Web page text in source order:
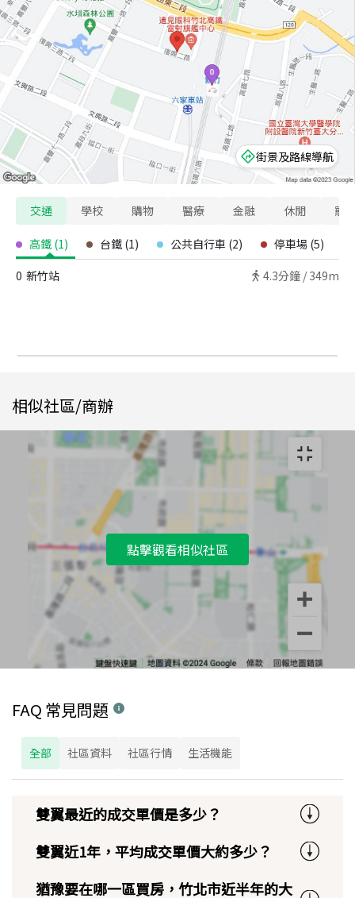
街景及路線導航
交通 學校 購物 醫療 金融 休閒 寵
高鐵 (1) 台鐵 (1) 公共自行車 (2) 停車場 (5)
0 新竹站 4.3分鐘 / 349m
相似社區/商辦
點擊觀看相似社區
FAQ 常見問題
全部 社區資料 社區行情 生活機能
雙翼最近的成交單價是多少？
雙翼近1年，平均成交單價大約多少？
猶豫要在哪一區買房，竹北市近半年的大